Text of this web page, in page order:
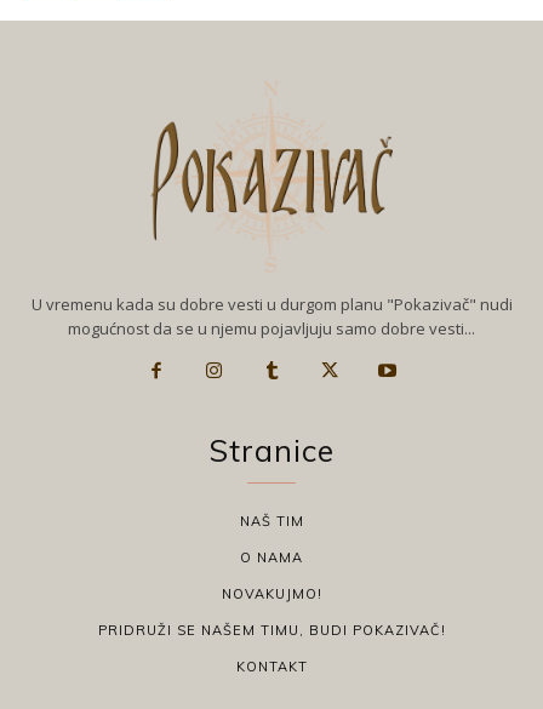
U vremenu kada su dobre vesti u durgom planu "Pokazivač" nudi
mogućnost da se u njemu pojavljuju samo dobre vesti...
Stranice
NAŠ TIM
O NAMA
NOVAKUJMO!
PRIDRUŽI SE NAŠEM TIMU, BUDI POKAZIVAČ!
KONTAKT